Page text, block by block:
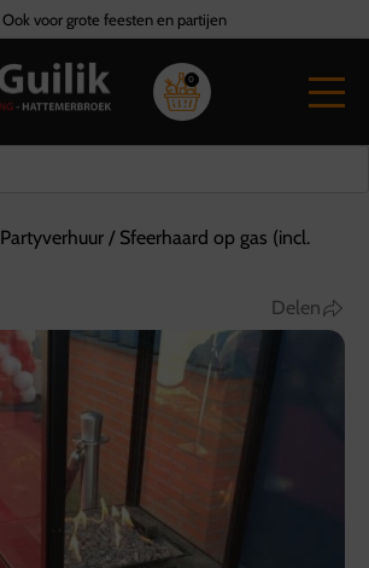
Ook voor grote feesten en partijen
0
Partyverhuur / Sfeerhaard op gas (incl.
Delen